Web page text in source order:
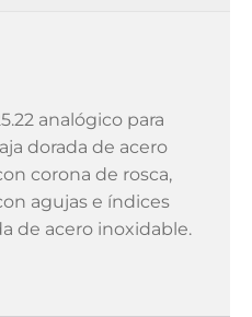
analógico para
dorada de acero
corona de rosca,
agujas e índices
de acero inoxidable.